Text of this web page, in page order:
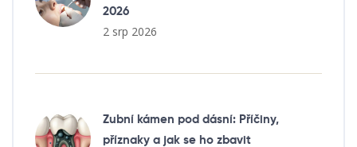
2026
2 srp 2026
Zubní kámen pod dásní: Příčiny,
příznaky a jak se ho zbavit